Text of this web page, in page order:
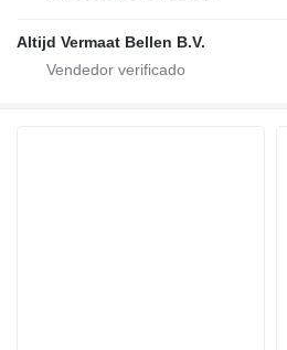
Altijd Vermaat Bellen B.V.